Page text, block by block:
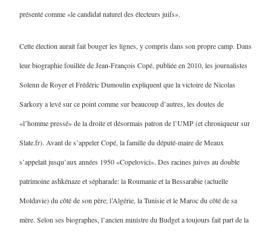
présenté comme «le candidat naturel des électeurs juifs».
Cette élection aurait fait bouger les lignes, y compris dans son propre camp. Dans
leur biographie fouillée de Jean-François Copé, publiée en 2010, les journalistes
Solenn de Royer et Frédéric Dumoulin expliquent que la victoire de Nicolas
Sarkozy a levé sur ce point comme sur beaucoup d’autres, les doutes de
«l’homme pressé» de la droite et désormais patron de l’UMP (et chroniqueur sur
Slate.fr). Avant de s’appeler Copé, la famille du député-maire de Meaux
s’appelait jusqu’aux années 1950 «Copelovici». Des racines juives au double
patrimoine ashkénaze et sépharade: la Roumanie et la Bessarabie (actuelle
Moldavie) du côté de son père; l’Algérie, la Tunisie et le Maroc du côté de sa
mère. Selon ses biographes, l’ancien ministre du Budget a toujours fait part de la